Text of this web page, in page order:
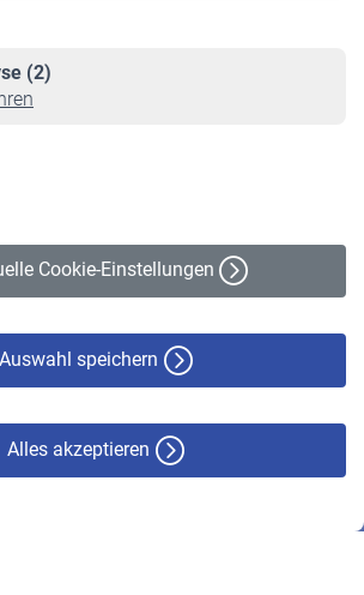
(2)
Cookie-Einstellungen
Auswahl speichern
Alles akzeptieren